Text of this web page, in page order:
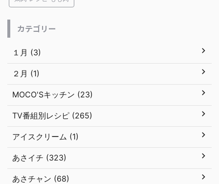
カテゴリー
１月 (3)
２月 (1)
MOCO'Sキッチン (23)
TV番組別レシピ (265)
アイスクリーム (1)
あさイチ (323)
あさチャン (68)